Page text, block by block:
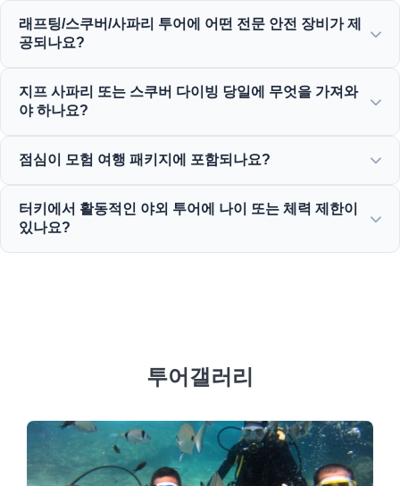
빙 또는 사파리 활동 내내 완벽한 지시를 제공하고 함께 동행
합니다.
래프팅/스쿠버/사파리 투어에 어떤 전문 안전 장비가 제
공되나요?
모험 차량을 포함한 모든 인증된 안전 장비를 제공합니다.
지프 사파리 또는 스쿠버 다이빙 당일에 무엇을 가져와
야 하나요?
라스 및 여벌 옷을 가져오세요.
점심이 모험 여행 패키지에 포함되나요?
맛있는 현지 점심이 포함되어 있습니다.
터키에서 활동적인 야외 투어에 나이 또는 체력 제한이
있나요?
투어갤러리